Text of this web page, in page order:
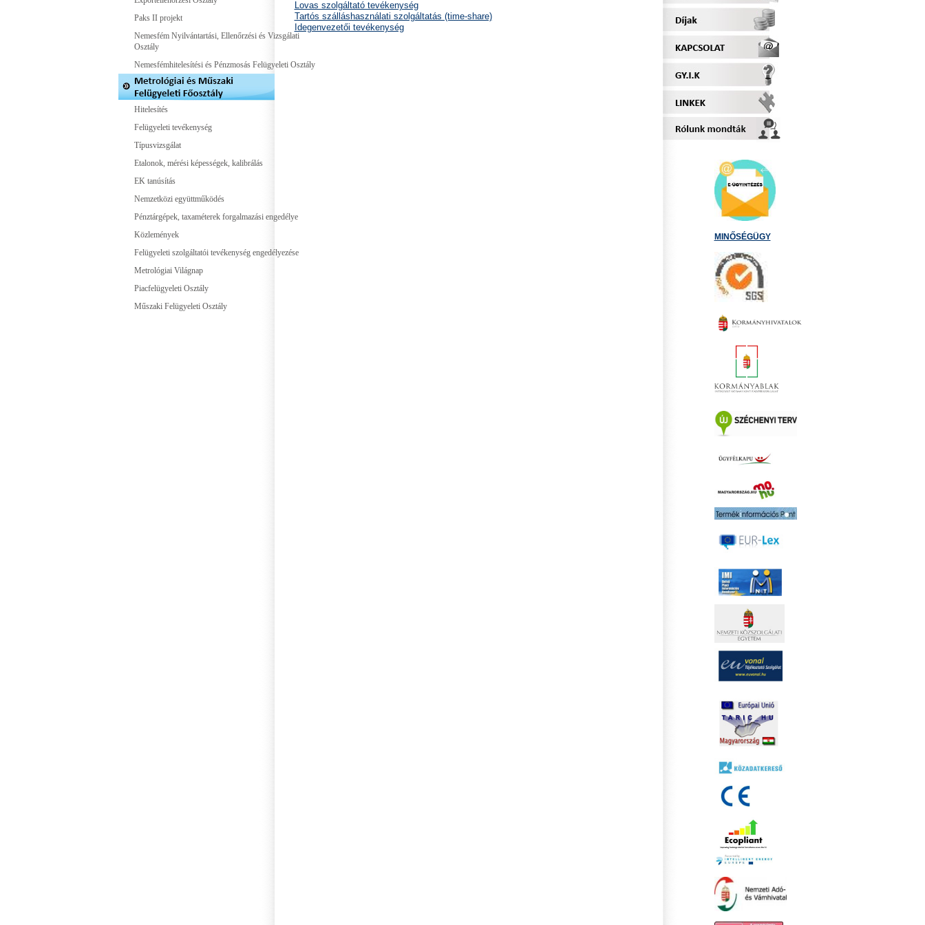
Paks II projekt
Nemesfém Nyilvántartási, Ellenőrzési és Vizsgálati
Osztály
Nemesfémhitelesítési és Pénzmosás Felügyeleti Osztály
Hitelesítés
Felügyeleti tevékenység
Típusvizsgálat
Etalonok, mérési képességek, kalibrálás
EK tanúsítás
Nemzetközi együttműködés
Pénztárgépek, taxaméterek forgalmazási engedélye
Közlemények
Felügyeleti szolgáltatói tevékenység engedélyezése
Metrológiai Világnap
Piacfelügyeleti Osztály
Műszaki Felügyeleti Osztály
Lovas szolgáltató tevékenység
Tartós szálláshasználati szolgáltatás (time-share)
Idegenvezetői tevékenység
MINŐSÉGÜGY